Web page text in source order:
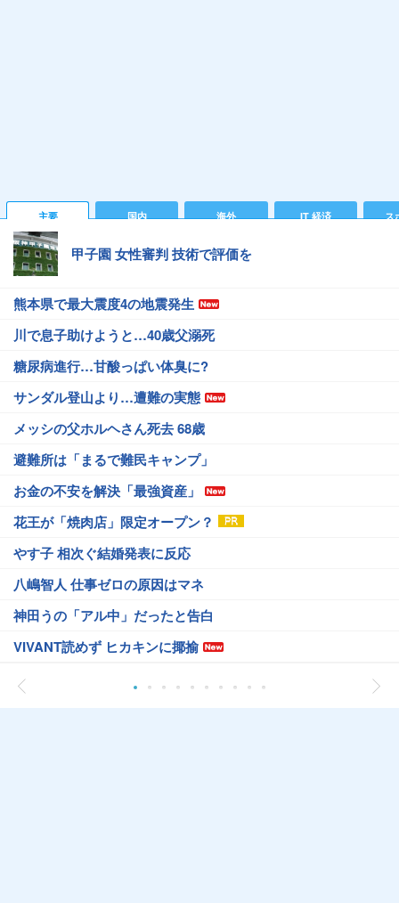
主要 国内 海外 IT 経済 ス
甲子園 女性審判 技術で評価を
熊本県で最大震度4の地震発生
川で息子助けようと…40歳父溺死
糖尿病進行…甘酸っぱい体臭に?
サンダル登山より…遭難の実態
メッシの父ホルヘさん死去 68歳
避難所は「まるで難民キャンプ」
お金の不安を解決「最強資産」
花王が「焼肉店」限定オープン？
やす子 相次ぐ結婚発表に反応
八嶋智人 仕事ゼロの原因はマネ
神田うの「アル中」だったと告白
VIVANT読めず ヒカキンに揶揄